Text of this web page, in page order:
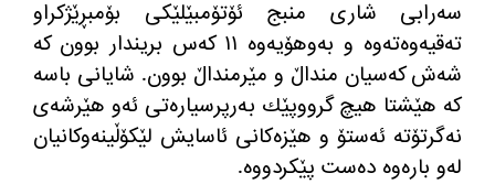
سه‌رابی شاری منبج ئۆتۆمبێلێكی بۆمبڕێژكراو
ته‌قیه‌وه‌ته‌وه‌‌ و به‌وهۆیه‌وه‌ ١١ كه‌س بریندار بوون كه‌
شه‌ش كه‌سیان منداڵ و مێرمنداڵ بوون. شایانی باسه‌
كه‌ هێشتا هیچ گرووپێك به‌رپرسیاره‌تی ئه‌و هێرشه‌ی
نه‌گرتۆته‌ ئه‌ستۆ و هێزه‌كانی ئاسایش لێكۆڵینه‌وكانیان
له‌و باره‌وه‌ ده‌ست پێكردووه‌.